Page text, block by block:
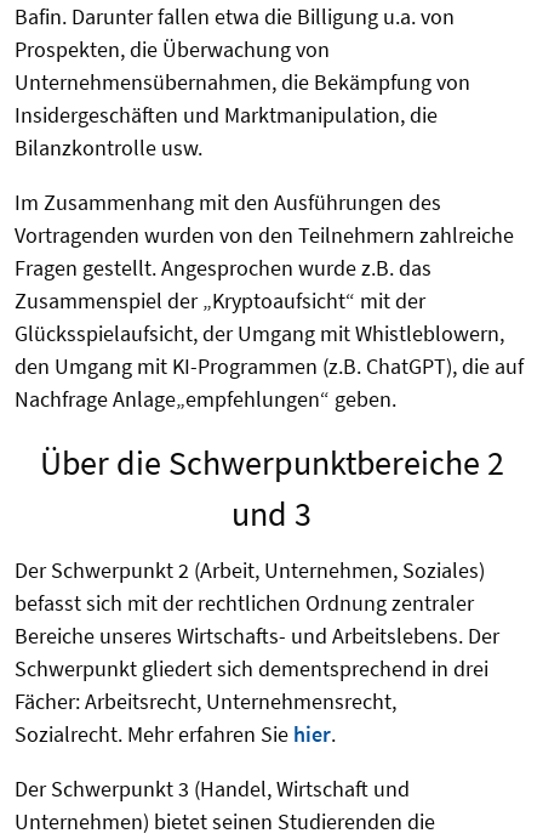
Bafin. Darunter fallen etwa die Billigung u.a. von
Prospekten, die Überwachung von
Unternehmensübernahmen, die Bekämpfung von
Insidergeschäften und Marktmanipulation, die
Bilanzkontrolle usw.
Im Zusammenhang mit den Ausführungen des
Vortragenden wurden von den Teilnehmern zahlreiche
Fragen gestellt. Angesprochen wurde z.B. das
Zusammenspiel der „Kryptoaufsicht“ mit der
Glücksspielaufsicht, der Umgang mit Whistleblowern,
den Umgang mit KI-Programmen (z.B. ChatGPT), die auf
Nachfrage Anlage„empfehlungen“ geben.
Über die Schwerpunktbereiche 2
und 3
Der Schwerpunkt 2 (Arbeit, Unternehmen, Soziales)
befasst sich mit der rechtlichen Ordnung zentraler
Bereiche unseres Wirtschafts- und Arbeitslebens. Der
Schwerpunkt gliedert sich dementsprechend in drei
Fächer: Arbeitsrecht, Unternehmensrecht,
Sozialrecht. Mehr erfahren Sie hier.
Der Schwerpunkt 3 (Handel, Wirtschaft und
Unternehmen) bietet seinen Studierenden die